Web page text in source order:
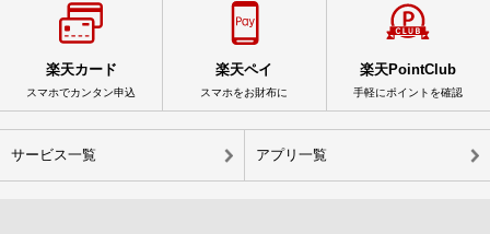
楽天カード
スマホでカンタン申込
楽天ペイ
スマホをお財布に
楽天PointClub
手軽にポイントを確認
サービス一覧 アプリ一覧